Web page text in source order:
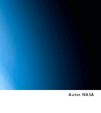
Autor. NASA